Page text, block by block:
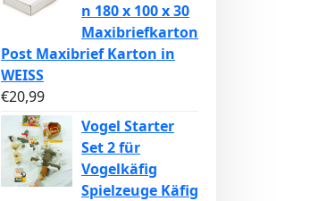
n 180 x 100 x 30
Maxibriefkarton
Post Maxibrief Karton in
WEISS
€20,99
Vogel Starter
Set 2 für
Vogelkäfig
Spielzeuge Käfig